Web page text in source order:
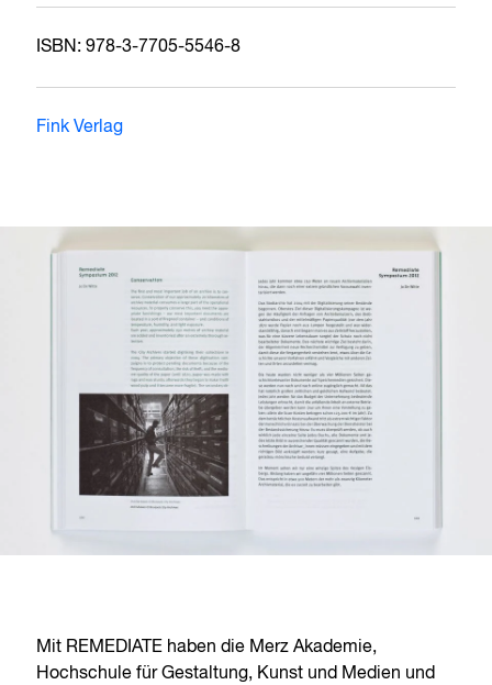
ISBN: 978-3-7705-5546-8
Fink Verlag
Mit REMEDIATE haben die Merz Akademie,
Hochschule für Gestaltung, Kunst und Medien und